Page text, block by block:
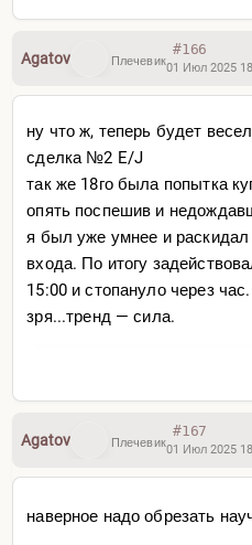
Agatov Плечевик
#166
01 Июл 2025
ну что ж, теперь будет
сделка №2 E/J
так же 18го была попытка
опять поспешив и
я был уже умнее и
входа. По итогу
15:00 и стопануло через
зря...тренд — сила.
Agatov Плечевик
#167
01 Июл 2025
наверное надо обрезать